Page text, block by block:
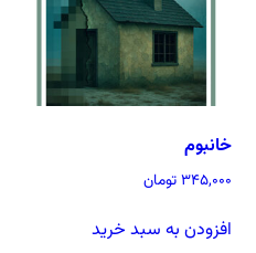
فروشگاه
نمایندگان فروش
همکاری با ما
تماس باما
خانبوم
345,000 تومان
افزودن به سبد خرید